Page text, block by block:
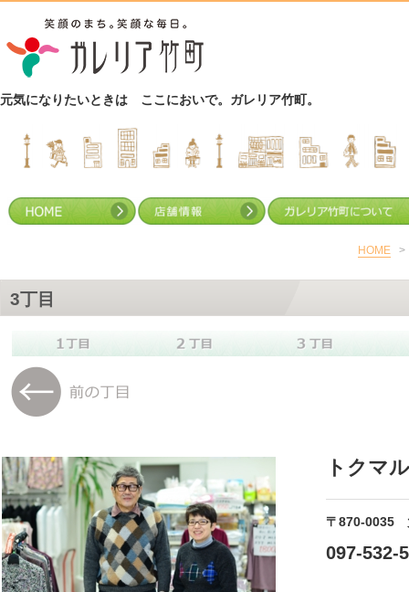
元気になりたいときは ここにおいで。ガレリア竹町。
HOME >
3丁目
トクマ
〒870-0035
097-532-